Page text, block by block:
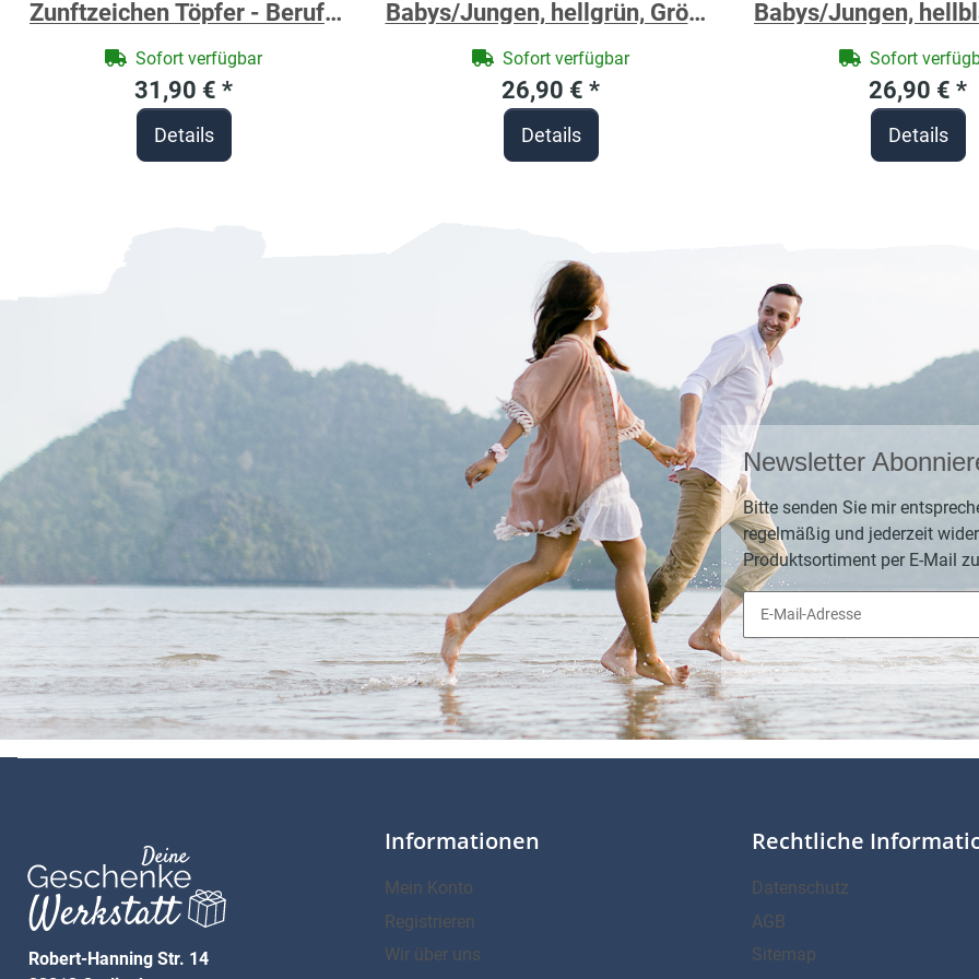
Zunftzeichen Töpfer - Berufe
Shirt für Handwerker
Sofort verfügbar
31,90 € *
Details
Babys/Jungen, hellgrün, Größe
ca. 80 x 80 cm, Motiv Dino
Tyrex, Frottee in Baumwolle,
bestickt personalisierbar mit
Namen
Sofort verfügbar
26,90 € *
Details
Babys/Jungen,
ca. 80 x 80 cm,
Frottee in
personalisierbar
Sofort
26,90 € *
Details
Newsletter
Bitte senden Sie mir
regelmäßig und jederzeit
Produktsortiment per E-Mail
Robert-Hanning Str. 14
Informationen
Mein Konto
Registrieren
Wir über uns
Rechtliche
Datenschutz
AGB
Sitemap